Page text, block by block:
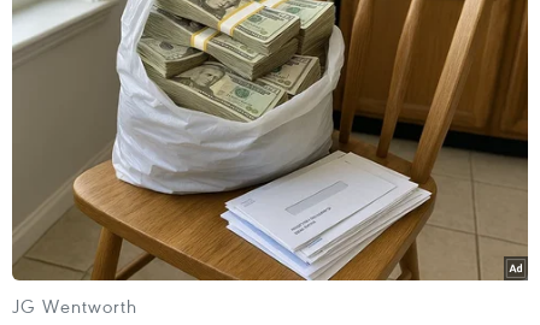
viên của Liên minh châu Phi (AU) đã ghi nhận
hơn 1,7 triệu ca nhiễm, tương đương 3,9% tổng
số ca nhiễm trên toàn cầu, một tỷ lệ khá thấp so
với mức trung bình trên thế giới.
Tuy nhiên, trong tháng qua, trung bình mỗi
tuần số ca nhiễm trên toàn châu lục đã tăng 6%
mặc dù trước đó châu Phi đã kiểm soát dịch rất
tốt./.
JG Wentworth